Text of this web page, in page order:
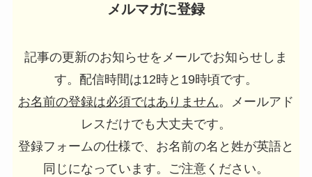
メルマガに登録
記事の更新のお知らせをメールでお知らせしま
す。配信時間は12時と19時頃です。
お名前の登録は必須ではありません。メールアド
レスだけでも大丈夫です。
登録フォームの仕様で、お名前の名と姓が英語と
同じになっています。ご注意ください。